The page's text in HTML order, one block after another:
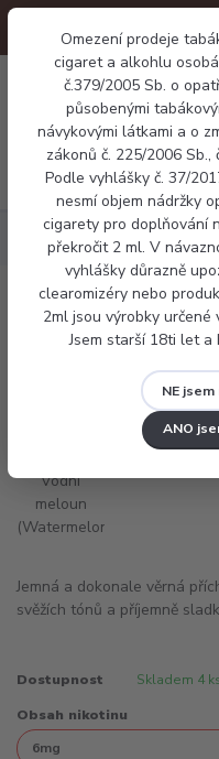
Omezení prodeje
cigaret a alkohlu
č.379/2005 Sb. o
působenými
návykovými látkami a o
zákonů č. 225/2006 Sb.,
Podle vyhlášky č. 37/
nesmí objem nádržky
cigarety pro doplňování
překročit 2 ml. V
vyhlášky důrazně
clearomizéry nebo
2ml jsou výrobky
Jsem starší 18ti let a
NE
ANO
Náplně Ovocné
Dreamix - Vodní
Jemná a dokonale věrná
svěžích tónů a příjemně
Dostupnost Skladem 4
Obsah nikotinu